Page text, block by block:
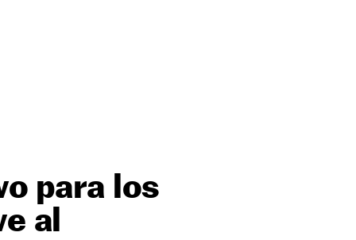
para los
al